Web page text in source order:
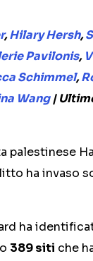
,Hilary Hersh,
Pavilonis,
Schimmel,
Wang|
palestinese
ha invaso
ha
389 siti che